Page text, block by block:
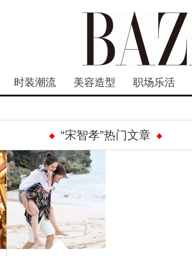
时装潮流 美容造型 职场乐活
“宋智孝”热门文章